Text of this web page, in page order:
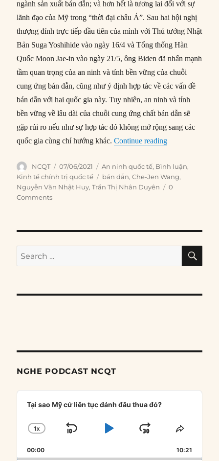
ngành sản xuất bán dẫn; và hơn hết là tương lai đối với sự
lãnh đạo của Mỹ trong “thời đại châu Á”. Sau hai hội nghị
thượng đỉnh trực tiếp đầu tiên của mình với Thủ tướng Nhật
Bản Suga Yoshihide vào ngày 16/4 và Tổng thống Hàn
Quốc Moon Jae-in vào ngày 21/5, ông Biden đã nhấn mạnh
tầm quan trọng của an ninh và tính bền vững của chuỗi
cung ứng bán dẫn, cũng như ý định hợp tác về các vấn đề
bán dẫn với hai quốc gia này. Tuy nhiên, an ninh và tính
bền vững về lâu dài của chuỗi cung ứng chất bán dẫn sẽ
gặp rủi ro nếu như sự hợp tác đó không mở rộng sang các
quốc gia cùng chí hướng khác.Continue reading“Đã đến lúc
Author
NCQT
Posted
on
07/06/2021 Categories
An ninh quốc tế, Bình luận,
Kinh tế chính trị quốc tế
Tags
bán dẫn,Che-Jen Wang,
Nguyễn Văn Nhật Huy,Trần Thị Nhân Duyên
0
Comments
Search
for:
NGHE PODCAST NCQT
Audio
Player
Tại sao Mỹ cứ liên tục đánh đâu thua đó?
CHANGE
RATE
1X
SKIP
PLAYJUMP
FORWARD
SHARE
00:00 10:21